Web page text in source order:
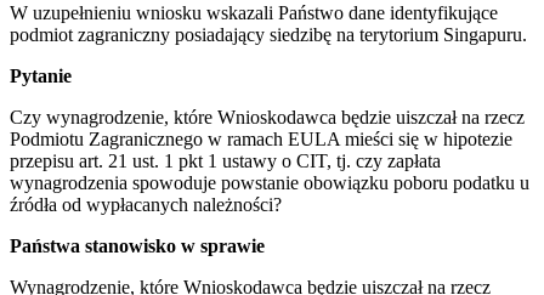
W uzupełnieniu wniosku wskazali Państwo dane identyfikujące
podmiot zagraniczny posiadający siedzibę na terytorium Singapuru.
Pytanie
Czy wynagrodzenie, które Wnioskodawca będzie uiszczał na rzecz
Podmiotu Zagranicznego w ramach EULA mieści się w hipotezie
przepisu art. 21 ust. 1 pkt 1 ustawy o CIT, tj. czy zapłata
wynagrodzenia spowoduje powstanie obowiązku poboru podatku u
źródła od wypłacanych należności?
Państwa stanowisko w sprawie
Wynagrodzenie, które Wnioskodawca będzie uiszczał na rzecz